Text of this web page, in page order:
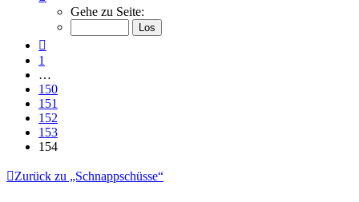
154
von
Gehe zu Seite:
1
…
150
151
152
153
154
Zurück zu „Schnappschüsse“